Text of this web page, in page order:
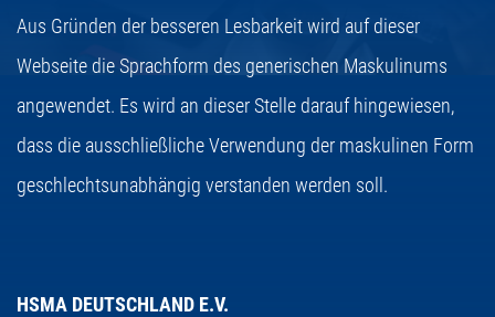
Aus Gründen der besseren Lesbarkeit wird auf dieser
Webseite die Sprachform des generischen Maskulinums
angewendet. Es wird an dieser Stelle darauf hingewiesen,
dass die ausschließliche Verwendung der maskulinen Form
geschlechtsunabhängig verstanden werden soll.
HSMA DEUTSCHLAND E.V.